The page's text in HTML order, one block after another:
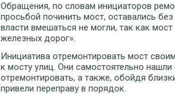
Обращения, по словам инициаторов
просьбой починить мост, оставались
власти вмешаться не могли, так как
железных дорог».
Инициатива отремонтировать мост
к мосту улиц. Они самостоятельно
отремонтировать, а также, обойдя
привели переправу в порядок.